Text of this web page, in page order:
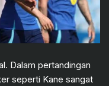
Dalam pertandingan
seperti Kane sangat